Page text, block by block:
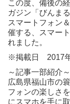
この度、備後の
ガジン「びんま
スマートフォン
催する、スマー
れました。
※掲載日 2017年
～記事一部紹介～
広島県福山市の
フォンの楽しさ
にスマホを手に